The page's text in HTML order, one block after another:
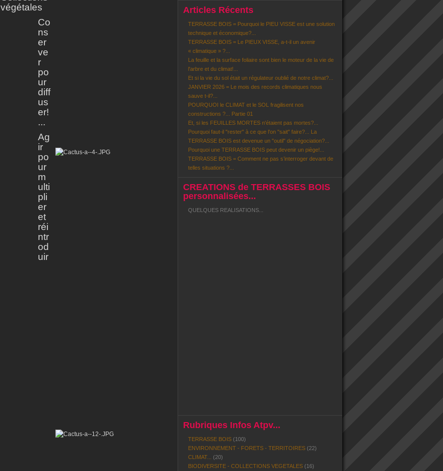
végétales
Co
ns
er
ve
r
po
ur
diff
us
er!
...
Ag
ir
po
ur
m
ulti
pli
er
et
réi
ntr
od
uir
Articles Récents
TERRASSE BOIS = Pourquoi le PIEU VISSE est une solution
technique et économique?...
TERRASSE BOIS = Le PIEUX VISSE, a-t-il un avenir
« climatique » ?...
La feuille et la surface foliaire sont bien le moteur de la vie de
l'arbre et du climat!...
Et si la vie du sol était un régulateur oublié de notre climat?...
JANVIER 2026 = Le mois des records climatiques nous
sauve t-il?...
POURQUOI le CLIMAT et le SOL fragilisent nos
constructions ?... Partie 01
Et, si les FEUILLES MORTES n'étaient pas mortes?...
Pourquoi faut-il "rester" à ce que l'on "sait" faire?... La
TERRASSE BOIS est devenue un "outil" de négociation?...
Pourquoi une TERRASSE BOIS peut devenir un piège!...
TERRASSE BOIS = Comment ne pas s’interroger devant de
telles situations ?...
CREATIONS de TERRASSES BOIS
personnalisées...
QUELQUES REALISATIONS...
Rubriques Infos Atpv...
TERRASSE BOIS (100)
ENVIRONNEMENT - FORETS - TERRITOIRES (22)
CLIMAT...
(20)
BIODIVERSITE - COLLECTIONS VEGETALES (16)